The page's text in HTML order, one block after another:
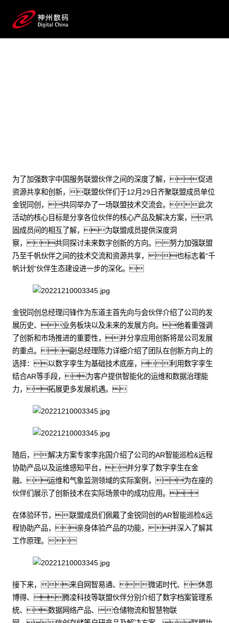
为了加强数字中国服务联盟伙伴之间的深度了解，促进
资源共享和创新，联盟伙伴们于12月29日齐聚联盟成员单位
金锐同创，共同举办了一场联盟技术交流会。此次
活动的核心目标是分享各位伙伴的核心产品及解决方案，巩
固成员间的相互了解，为联盟成员提供深度洞
察，共同探讨未来数字创新的方向。努力加强联盟
乃至千帆伙伴之间的技术交流和资源共享，也标志着“千
帆计划”伙伴生态建设进一步的深化。
金锐同创总经理闫锋作为东道主首先向与会伙伴介绍了公司的发
展历史、业务板块以及未来的发展方向。他着重强调
了创新和市场推进的重要性，并分享应用创新将是公司发展
的重点。副总经理陈力详细介绍了团队在创新方向上的
选择：以数字孪生为基础技术底座，利用数字孪生
结合AR等手段，为客户提供智能化的运维和数据治理能
力，拓展更多发展机遇。
随后，解决方案专家李兆国介绍了公司的AR智能巡检&远程
协助产品以及运维感知平台，并分享了数字孪生在金
融、运维和气象监测领域的实际案例，为在座的
伙伴们展示了创新技术在实际场景中的成功应用。
在体验环节，联盟成员们佩戴了金锐同创的AR智能巡检&远
程协助产品，亲身体验产品的功能，并深入了解其
工作原理。
接下来，来自网智易通、微诺时代、休恩
博得、腾凌科技等联盟伙伴分别介绍了数字档案管理系
统、数据网络产品、仓储物流和智慧物联